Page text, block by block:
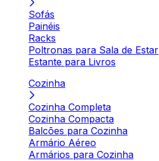
Sofás
Painéis
Racks
Poltronas para Sala de Estar
Estante para Livros
Cozinha
Cozinha Completa
Cozinha Compacta
Balcões para Cozinha
Armário Aéreo
Armários para Cozinha